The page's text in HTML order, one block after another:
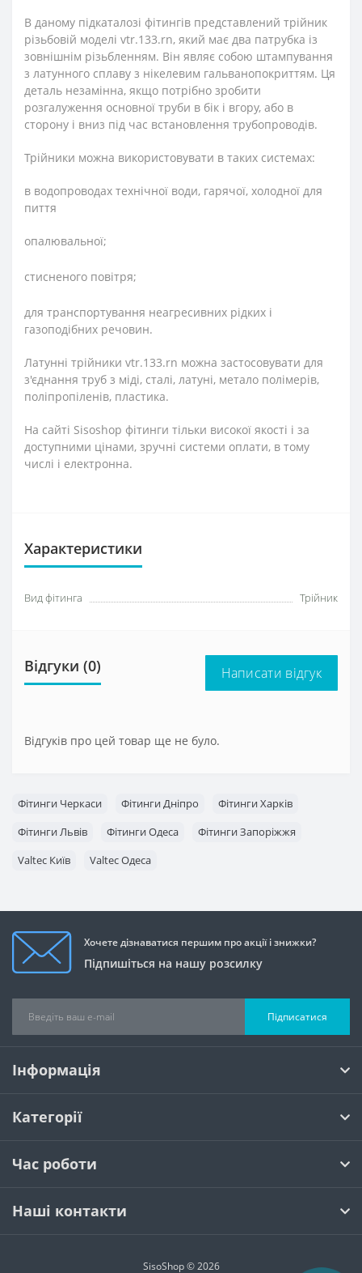
В даному підкаталозі фітингів представлений трійник
різьбовій моделі vtr.133.rn, який має два патрубка із
зовнішнім різьбленням. Він являє собою штампування
з латунного сплаву з нікелевим гальванопокриттям. Ця
деталь незамінна, якщо потрібно зробити
розгалуження основної труби в бік і вгору, або в
сторону і вниз під час встановлення трубопроводів.
Трійники можна використовувати в таких системах:
в водопроводах технічної води, гарячої, холодної для
пиття
опалювальної;
стисненого повітря;
для транспортування неагресивних рідких і
газоподібних речовин.
Латунні трійники vtr.133.rn можна застосовувати для
з'єднання труб з міді, сталі, латуні, метало полімерів,
поліпропіленів, пластика.
На сайті Sisoshop фітинги тільки високої якості і за
доступними цінами, зручні системи оплати, в тому
числі і електронна.
Характеристики
Вид фітинга Трійник
Відгуки (0) Написати відгук
Відгуків про цей товар ще не було.
Фітинги Черкаси Фітинги Дніпро
Фітинги Харків
Фітинги Львів
Фітинги Одеса
Фітинги Запоріжжя
Valtec Київ
Valtec Одеса
Хочете дізнаватися першим про акції і знижки?
Підпишіться на нашу розсилку
Підписатися
Інформація
Категорії
Час роботи
Наші контакти
SisoShop © 2026